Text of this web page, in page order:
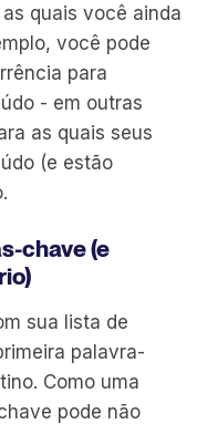
quais você ainda
você pode
para
- em outras
as quais seus
(e estão
chave (e
sua lista de
palavra-
Como uma
pode não